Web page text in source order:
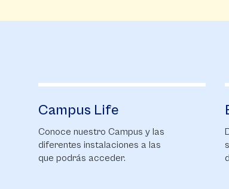
Biblioteca
Descubre nuestra Biblioteca,
salas de estudios y las bases de
datos que tenemos para ti.